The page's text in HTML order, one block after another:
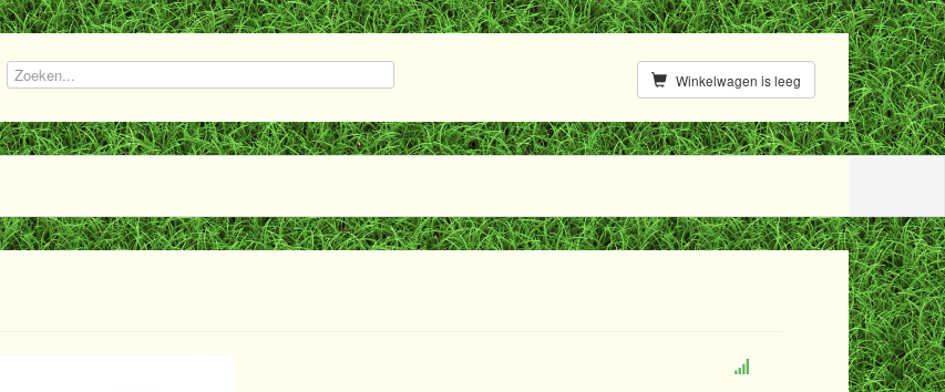
Winkelwagen is leeg